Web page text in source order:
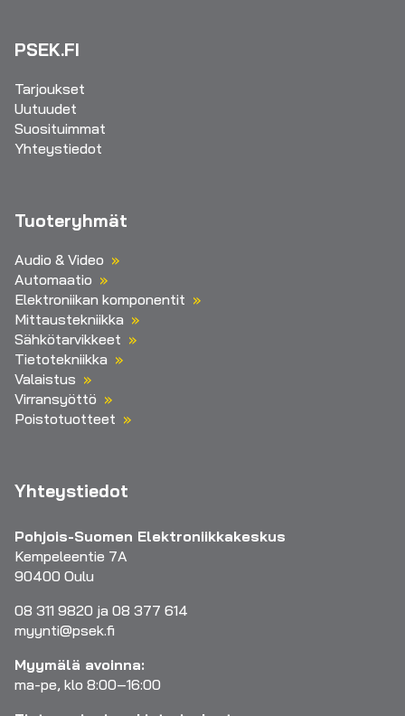
PSEK.FI
Tarjoukset
Uutuudet
Suosituimmat
Yhteystiedot
Tuoteryhmät
Audio & Video
Automaatio
Elektroniikan komponentit
Mittaustekniikka
Sähkötarvikkeet
Tietotekniikka
Valaistus
Virransyöttö
Poistotuotteet
Yhteystiedot
Pohjois-Suomen Elektroniikkakeskus
Kempeleentie 7A
90400 Oulu
08 311 9820 ja 08 377 614
myynti@psek.fi
Myymälä avoinna:
ma-pe, klo 8:00–16:00